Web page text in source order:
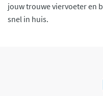
jouw trouwe viervoeter en
snel in huis.